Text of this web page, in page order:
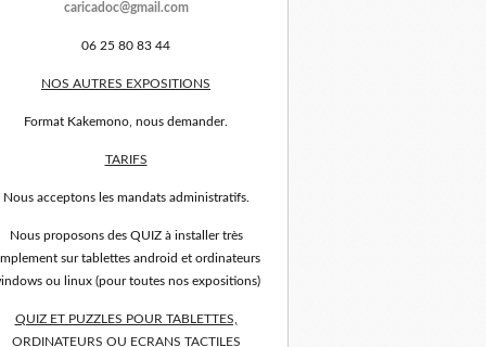
caricadoc@gmail.com
06 25 80 83 44
NOS AUTRES EXPOSITIONS
Format Kakemono, nous demander.
TARIFS
Nous acceptons les mandats administratifs.
Nous proposons des QUIZ à installer très
sur tablettes android et ordinateurs
ou linux (pour toutes nos expositions)
QUIZ ET PUZZLES POUR TABLETTES,
ORDINATEURS OU ECRANS TACTILES